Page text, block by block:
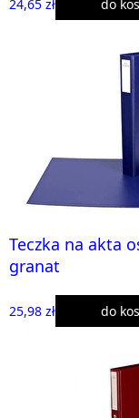
24,65 zł do
Teczka na akta
granat
25,98 zł do